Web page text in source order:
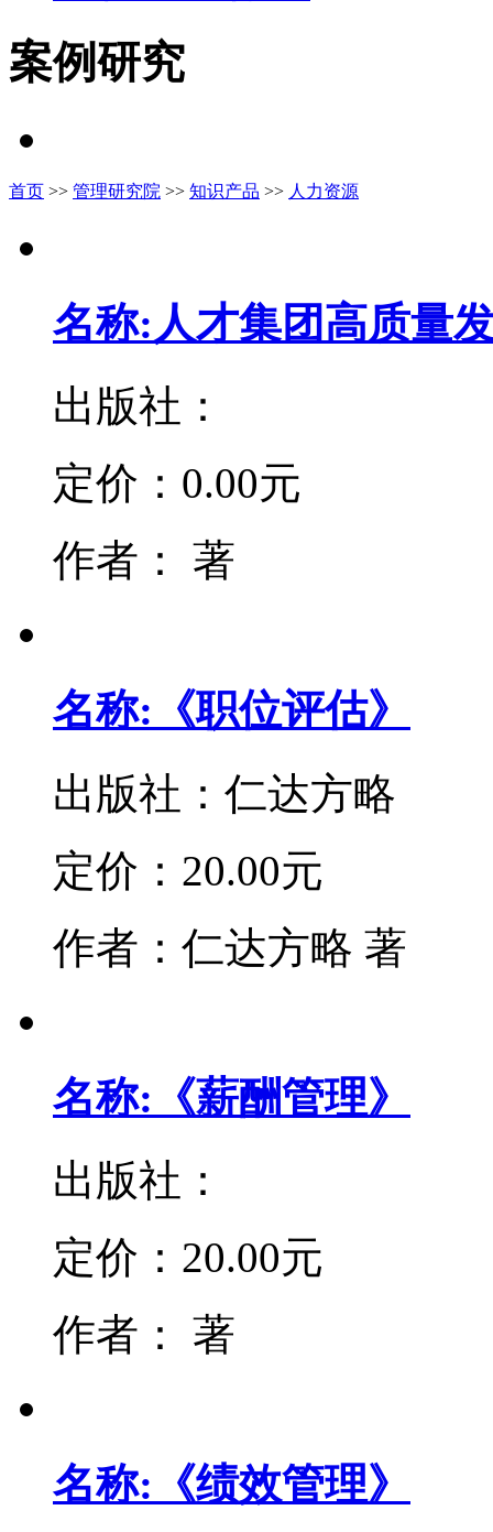
案例研究
首页 >> 管理研究院 >> 知识产品 >> 人力资源
名称:人才集团高质量
出版社：
定价： 0.00元
作者：
著
名称:《职位评估》
出版社： 仁达方略
定价： 20.00元
作者： 仁达方略 著
名称:《薪酬管理》
出版社：
定价： 20.00元
作者：
著
名称:《绩效管理》